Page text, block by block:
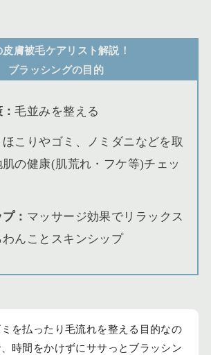
皮膚被毛ケアリスト解説！
ブラッシングの目的
：毛並みを整える
ほこりやゴミ、ノミダニなどを取
肌の健康(肌荒れ・フケ等)チェッ
： マッサージ効果でリラックス
わんことスキンシップ
ミを払ったり毛流れを整える目的なの
時間をかけずにササっとブラッシン